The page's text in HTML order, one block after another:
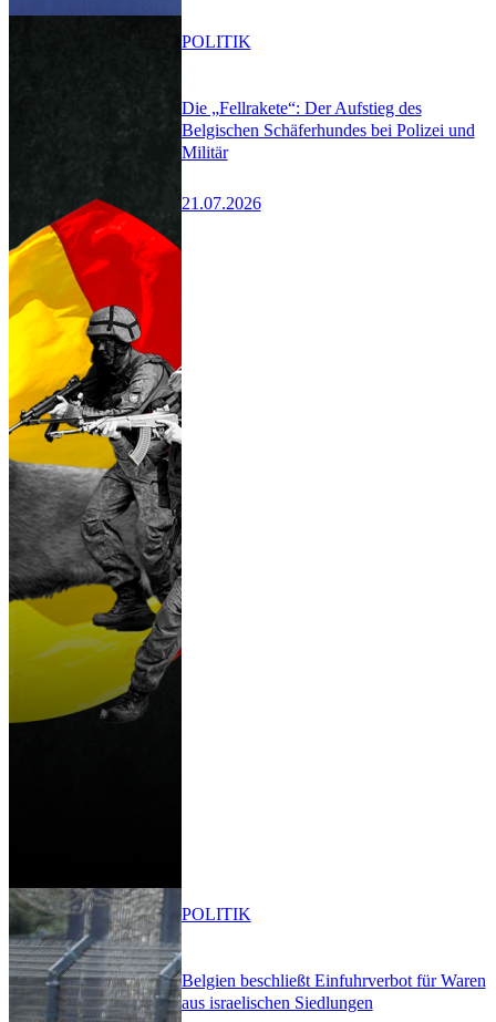
Die „Fellrakete“: Der Aufstieg des
Belgischen Schäferhundes bei Polizei und
Militär
21.07.2026
POLITIK
Belgien beschließt Einfuhrverbot für Waren
aus israelischen Siedlungen
POLITIK